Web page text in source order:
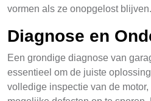
vormen als ze onopgelost blijven.
Diagnose en
Een grondige diagnose van
essentieel om de juiste
volledige inspectie van de